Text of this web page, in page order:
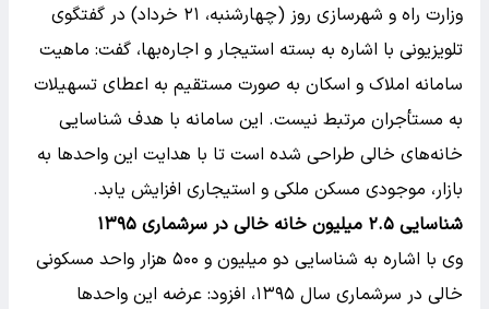
وزارت راه و شهرسازی روز (چهارشنبه، ۲۱ خرداد) در گفتگوی
تلویزیونی با اشاره به بسته استیجار و اجاره‌بها، گفت: ماهیت
سامانه املاک و اسکان به صورت مستقیم به اعطای تسهیلات
به مستأجران مرتبط نیست. این سامانه با هدف شناسایی
خانه‌های خالی طراحی شده است تا با هدایت این واحدها به
بازار، موجودی مسکن ملکی و استیجاری افزایش یابد.
شناسایی ۲.۵ میلیون خانه خالی در سرشماری ۱۳۹۵
وی با اشاره به شناسایی دو میلیون و ۵۰۰ هزار واحد مسکونی
خالی در سرشماری سال ۱۳۹۵، افزود: عرضه این واحدها